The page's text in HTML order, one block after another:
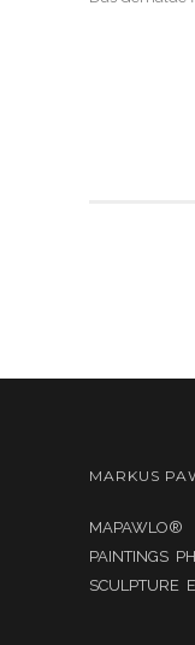
MARKUS
MAPAWLO®
PAINTINGS
SCULPTURE